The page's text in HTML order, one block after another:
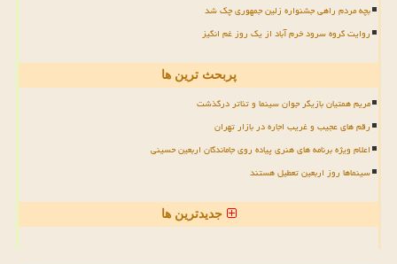
بچه مردم راهی جشنواره زلین جمهوری چک شد
روایت گروه سرود خرم آباد از یک روز غم انگیز
پربحث ترین ها
مریم همتیان بازیگر جوان سینما و تئاتر درگذشت
رقم های عجیب و غریب اجاره در بازار تهران
اعلام ویژه برنامه های هنری پیاده روی جاماندگان اربعین حسینی
سینماها روز اربعین تعطیل هستند
جدیدترین ها